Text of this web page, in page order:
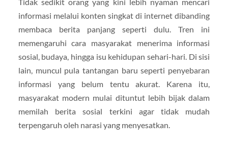
informasi melalui konten singkat di internet dibanding
membaca berita panjang seperti dulu. Tren ini
memengaruhi cara masyarakat menerima informasi
sosial, budaya, hingga isu kehidupan sehari-hari. Di sisi
lain, muncul pula tantangan baru seperti penyebaran
informasi yang belum tentu akurat. Karena itu,
masyarakat modern mulai dituntut lebih bijak dalam
memilah berita sosial terkini agar tidak mudah
terpengaruh oleh narasi yang menyesatkan.